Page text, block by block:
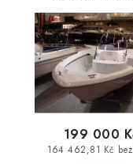
164 462,81 Kč bez
199 000